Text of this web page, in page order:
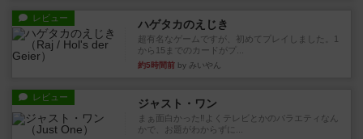
レビュー ハゲタカのえじき
超有名なゲームですが、初めてプレイしました。1
から15までのカードがプ...
約5時間前 by みいやん
レビュー ジャスト・ワン
まぁ面白かった‼️よくテレビとかのバラエティなん
かで、お題がわからずに...